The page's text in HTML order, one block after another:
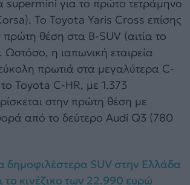
supermini για το πρώτο τετράμηνο
Το Toyota Yaris Cross επίσης
πρώτη θέση στα B-SUV (αιτία το
η ιαπωνική εταιρεία
εύκολη πρωτιά στα μεγαλύτερα C-
Toyota C-HR, με 1.373
στην πρώτη θέση με
από το δεύτερο Audi Q3 (780
δημοφιλέστερα SUV στην Ελλάδα
το κινέζικο των 22.990 ευρώ